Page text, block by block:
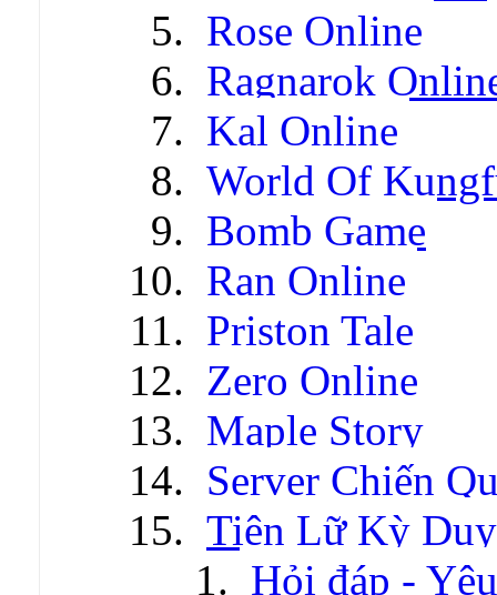
Rose Online
Ragnarok
Kal Online
World Of
Bomb Game
Ran Online
Priston Tale
Zero Online
Maple Story
Server Chiến
Tiên Lữ Kỳ
Hỏi đáp -